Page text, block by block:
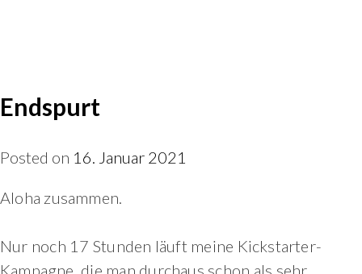
Endspurt
Posted on 16. Januar 2021
Aloha zusammen.
Nur noch 17 Stunden läuft meine Kickstarter-
Kampagne, die man durchaus schon als sehr